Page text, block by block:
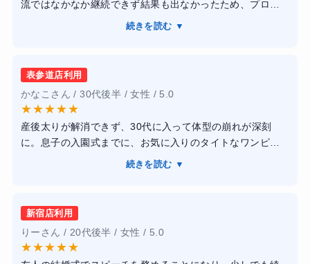
流ではなかなか継続できず結果も出なかったため、プロの
トレーナーに見てもらえる点に魅力を感じて入会しまし
た、フォームや食事についても丁寧にアドバイスしてもら
えるため、日常生活でも意識が変わりました。通い続ける
ことで体力がつき、体重も徐々に減少し、見た目にも変化
を感じられるようになりました。スタッフの方も親切で、
モチベーションを維持しやすい環境だと思います。
続きを読む ▼
表参道店利用
かなこさん / 30代後半 / 女性 / 5.0
★★★★★
産後太りが解消できず、30代に入って体型の崩れが深刻
に。息子の入園式までに、お気に入りのタイトなワンピー
スを綺麗に着こなしたいという目標で通い始めました。完
体調に合わせたメニューを組んでくれます。フォームの指
導が非常に丁寧で、運動が苦手な私でも「効いている」感
覚をしっかり実感できました。3ヶ月で体重が4kg減り、何
よりウエスト周りが劇的に引き締まりました！姿勢も良く
続きを読む ▼
新宿店利用
りーさん / 20代後半 / 女性 / 5.0
★★★★★